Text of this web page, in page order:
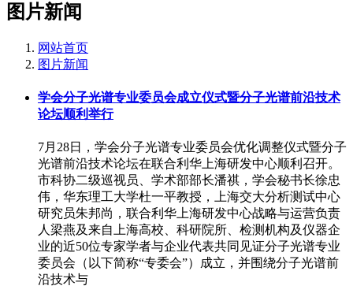
图片新闻
网站首页
图片新闻
学会分子光谱专业委员会成立仪式暨分子光谱前沿技术
论坛顺利举行
7月28日，学会分子光谱专业委员会优化调整仪式暨分子
光谱前沿技术论坛在联合利华上海研发中心顺利召开。
市科协二级巡视员、学术部部长潘祺，学会秘书长徐忠
伟，华东理工大学杜一平教授，上海交大分析测试中心
研究员朱邦尚，联合利华上海研发中心战略与运营负责
人梁燕及来自上海高校、科研院所、检测机构及仪器企
业的近50位专家学者与企业代表共同见证分子光谱专业
委员会（以下简称“专委会”）成立，并围绕分子光谱前
沿技术与